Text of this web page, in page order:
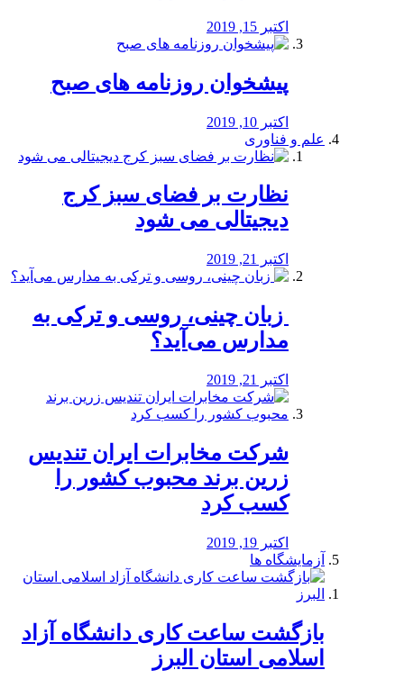
اکتبر 15, 2019
پیشخوان روزنامه های صبح
اکتبر 10, 2019
علم و فناوری
نظارت بر فضای سبز کرج
دیجیتالی می شود
اکتبر 21, 2019
️ زبان چینی، روسی و ترکی به
مدارس می‌آید؟
اکتبر 21, 2019
شرکت مخابرات ایران تندیس
زرین برند محبوب کشور را
کسب کرد
اکتبر 19, 2019
آزمایشگاه ها
بازگشت ساعت کاری دانشگاه آزاد
اسلامی استان البرز